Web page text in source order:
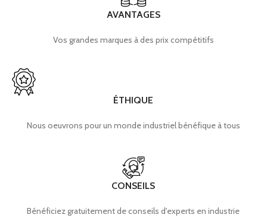
AVANTAGES
Vos grandes marques à des prix compétitifs
ÉTHIQUE
Nous oeuvrons pour un monde industriel bénéfique à tous
CONSEILS
Bénéficiez gratuitement de conseils d'experts en industrie